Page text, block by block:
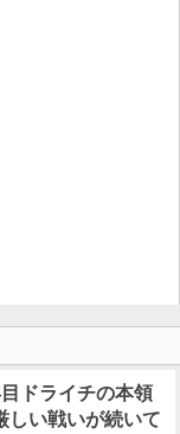
ドライチの本領
しい戦いが続いて